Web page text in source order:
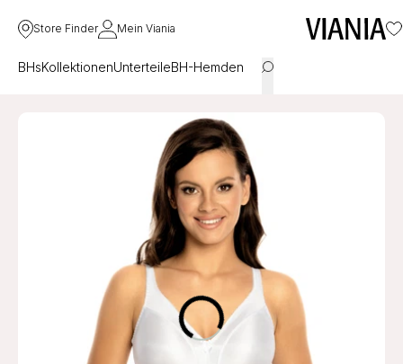
Store Finder Mein Viania
BHsKollektionenUnterteileBH-Hemden